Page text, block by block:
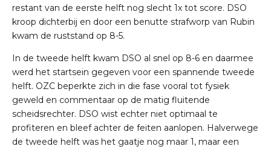
restant van de eerste helft nog slecht 1x tot score. DSO
kroop dichterbij en door een benutte strafworp van Rubin
kwam de ruststand op 8-5.
In de tweede helft kwam DSO al snel op 8-6 en daarmee
werd het startsein gegeven voor een spannende tweede
helft. OZC beperkte zich in die fase vooral tot fysiek
geweld en commentaar op de matig fluitende
scheidsrechter. DSO wist echter niet optimaal te
profiteren en bleef achter de feiten aanlopen. Halverwege
de tweede helft was het gaatje nog maar 1, maar een